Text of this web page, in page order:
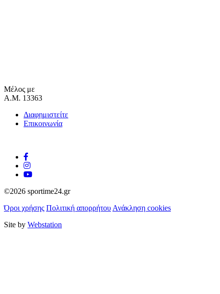
Μέλος με
Α.Μ. 13363
Διαφημιστείτε
Επικοινωνία
©2026 sportime24.gr
Όροι χρήσης Πολιτική απορρήτου Ανάκληση cookies
Site by Webstation